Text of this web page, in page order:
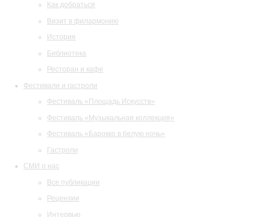
Как добраться
Визит в филармонию
История
Библиотека
Ресторан и кафе
Фестивали и гастроли
Фестиваль «Площадь Искусств»
Фестиваль «Музыкальная коллекция»
Фестиваль «Барокко в белую ночь»
Гастроли
СМИ о нас
Все публикации
Рецензии
Интервью